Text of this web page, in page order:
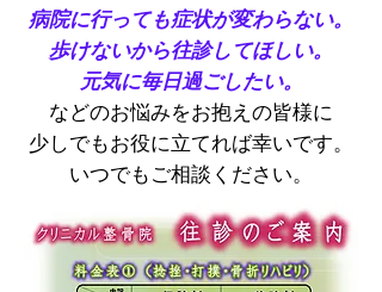
病院に行っても症状が変わらない。
歩けないから往診してほしい。
元気に毎日過ごしたい。
などのお悩みをお抱えの皆様に
少しでもお役に立てれば幸いです。
いつでもご相談ください。